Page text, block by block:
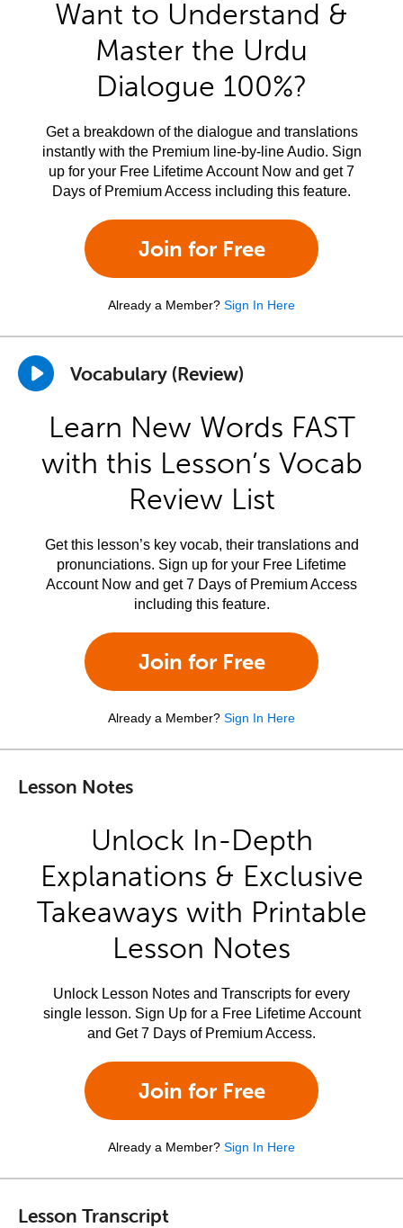
Want to Understand &
Master the Urdu
Dialogue 100%?
Get a breakdown of the dialogue and translations
instantly with the Premium line-by-line Audio. Sign
up for your Free Lifetime Account Now and get 7
Days of Premium Access including this feature.
Join for Free
Already a Member? Sign In Here
Vocabulary (Review)
Learn New Words FAST
with this Lesson’s Vocab
Review List
Get this lesson’s key vocab, their translations and
pronunciations. Sign up for your Free Lifetime
Account Now and get 7 Days of Premium Access
including this feature.
Join for Free
Already a Member? Sign In Here
Lesson Notes
Unlock In-Depth
Explanations & Exclusive
Takeaways with Printable
Lesson Notes
Unlock Lesson Notes and Transcripts for every
single lesson. Sign Up for a Free Lifetime Account
and Get 7 Days of Premium Access.
Join for Free
Already a Member? Sign In Here
Lesson Transcript